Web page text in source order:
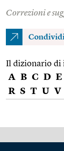
Correzioni e
Il dizionario di
A B C D E
R S T U V